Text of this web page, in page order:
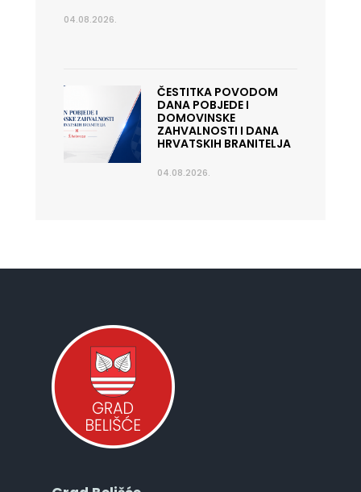
04.08.2026.
ČESTITKA POVODOM
DANA POBJEDE I
DOMOVINSKE
ZAHVALNOSTI I DANA
HRVATSKIH BRANITELJA
04.08.2026.